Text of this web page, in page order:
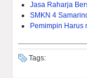
Jasa Raharja
SMKN 4
Pemimpin Harus
Tags: